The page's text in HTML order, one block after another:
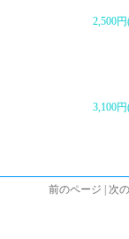
2,500
3,100
前のページ | 次